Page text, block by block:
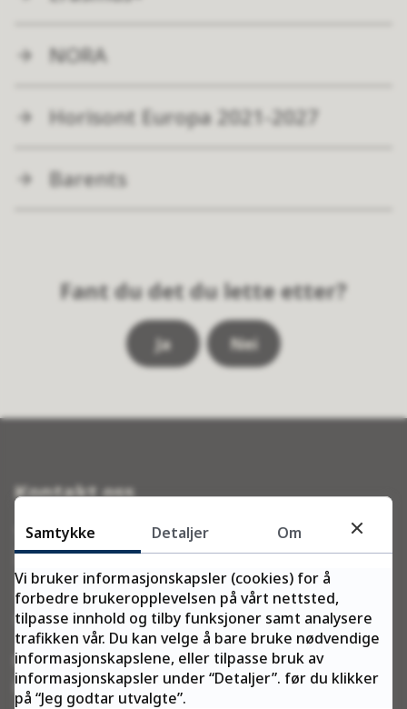
NORA
Horisont Europa 2021-2027
Barents
Fant du det du lette etter?
Ja Nei
Kontakt oss
Telefon:
78 96 30 00
Telefontid:
Man–fre kl. 10:00–13:45
E-post:
postmottak@ffk.no
Samtykke Detaljer Om
Vi bruker informasjonskapsler (cookies) for å
forbedre brukeropplevelsen på vårt nettsted,
tilpasse innhold og tilby funksjoner samt analysere
trafikken vår. Du kan velge å bare bruke nødvendige
informasjonskapslene, eller tilpasse bruk av
informasjonskapsler under “Detaljer”. før du klikker
på “Jeg godtar utvalgte”.